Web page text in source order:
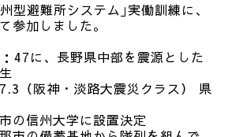
型避難所システム｣実働訓練に、
参加しました。
47に、長野県中部を震源とした
（阪神・淡路大震災クラス） 県
の信州大学に設置決定